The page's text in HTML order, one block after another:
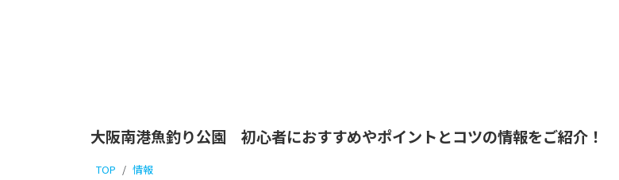
大阪南港魚釣り公園 初心者におすすめやポイントとコツの情報をご紹介！
TOP 情報